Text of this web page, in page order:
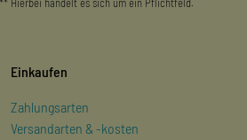
** Hierbei handelt es sich um ein Pflichtfeld.
Einkaufen
Zahlungsarten
Versandarten & -kosten